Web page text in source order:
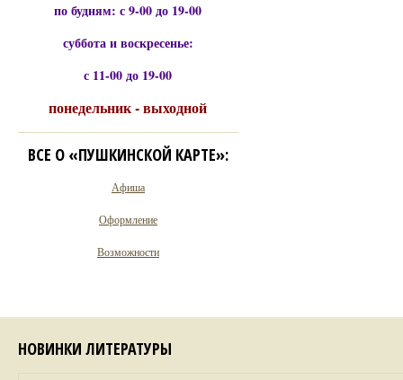
по будням: с 9-00 до 19-00
суббота и воскресенье:
с 11-00 до 19-00
понедельник - выходной
ВСЕ О «ПУШКИНСКОЙ КАРТЕ»:
Афиша
Оформление
Возможности
НОВИНКИ ЛИТЕРАТУРЫ